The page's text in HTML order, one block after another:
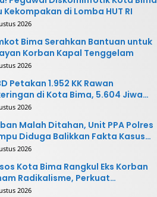
Kekompakan di Lomba HUT RI
2026
Bima Serahkan Bantuan untuk
Korban Kapal Tenggelam
2026
Petakan 1.952 KK Rawan
di Kota Bima, 5.604 Jiwa
Terdampak
2026
Malah Ditahan, Unit PPA Polres
Diduga Balikkan Fakta Kasus
2026
Kota Bima Rangkul Eks Korban
Radikalisme, Perkuat
Sosial
2026